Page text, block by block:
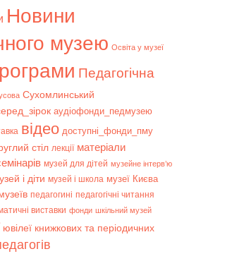
Новини
музею Освіта у музеї
Педагогічна
Сухомлинський
аудіофонди_педмузею
відео доступні_фонди_пму
стіл лекції матеріали
музей для дітей музейне інтерв’ю
і діти музей і школа музеї Києва
педагогині педагогічні читання
виставки фонди шкільний музей
ювілеї книжкових та періодичних